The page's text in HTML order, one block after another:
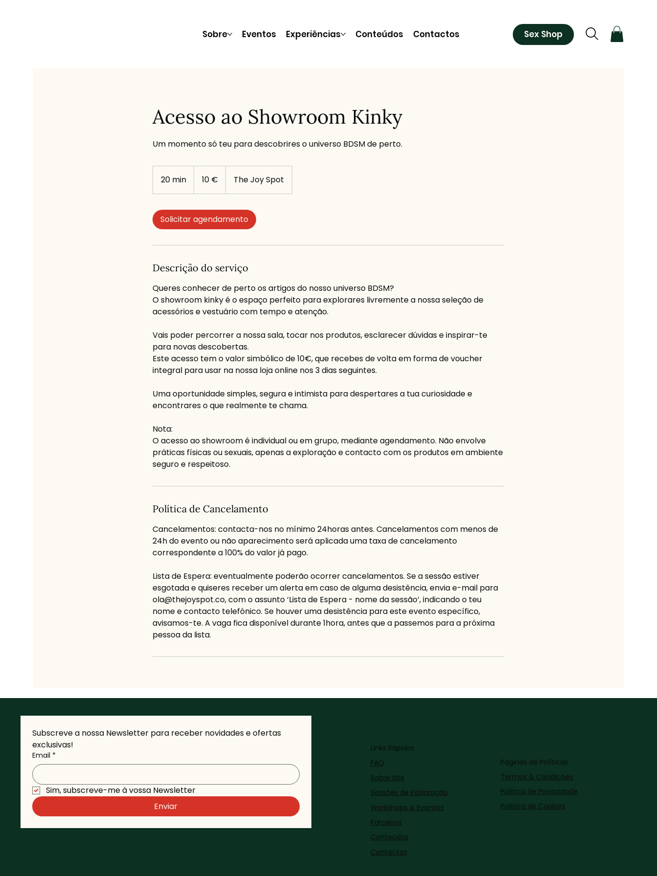
Sobre Eventos Experiências Conteúdos Contactos Sex Shop
Acesso ao Showroom Kinky
Um momento só teu para descobrires o universo BDSM de perto.
20 min
0
i
n
10 € The Joy Spot
Solicitar agendamento
Descrição do serviço
Queres conhecer de perto os artigos do nosso universo BDSM?
O showroom kinky é o espaço perfeito para explorares livremente a nossa seleção de
acessórios e vestuário com tempo e atenção.
Vais poder percorrer a nossa sala, tocar nos produtos, esclarecer dúvidas e inspirar-te
para novas descobertas.
Este acesso tem o valor simbólico de 10€, que recebes de volta em forma de voucher
integral para usar na nossa loja online nos 3 dias seguintes.
Uma oportunidade simples, segura e intimista para despertares a tua curiosidade e
encontrares o que realmente te chama.
Nota:
O acesso ao showroom é individual ou em grupo, mediante agendamento. Não envolve
práticas físicas ou sexuais, apenas a exploração e contacto com os produtos em ambiente
seguro e respeitoso.
Política de Cancelamento
Cancelamentos: contacta-nos no mínimo 24horas antes. Cancelamentos com menos de
24h do evento ou não aparecimento será aplicada uma taxa de cancelamento
correspondente a 100% do valor já pago.
Lista de Espera: eventualmente poderão ocorrer cancelamentos. Se a sessão estiver
esgotada e quiseres receber um alerta em caso de alguma desistência, envia e-mail para
ola@thejoyspot.co, com o assunto ‘Lista de Espera - nome da sessão‘, indicando o teu
nome e contacto telefónico. Se houver uma desistência para este evento específico,
avisamos-te. A vaga fica disponível durante 1hora, antes que a passemos para a próxima
pessoa da lista.
Páginas de Políticas
Termos & Condições
Política de Privacidade
Política de Cookies
Links Rápidos
FAQ
Sobre Nós
Sessões de Exploração
Workshops & Eventos
Parceiros
Conteúdos
Contactos
Subscreve a nossa Newsletter para receber novidades e ofertas
exclusivas!
Email *
Sim, subscreve-me à vossa Newsletter
Enviar